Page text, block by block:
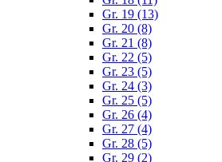
Gr. 19 (13)
Gr. 20 (8)
Gr. 21 (8)
Gr. 22 (5)
Gr. 23 (5)
Gr. 24 (3)
Gr. 25 (5)
Gr. 26 (4)
Gr. 27 (4)
Gr. 28 (5)
Gr. 29 (2)